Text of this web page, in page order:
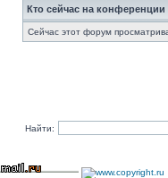
Кто сейчас на конференции
Сейчас этот форум
Найти: